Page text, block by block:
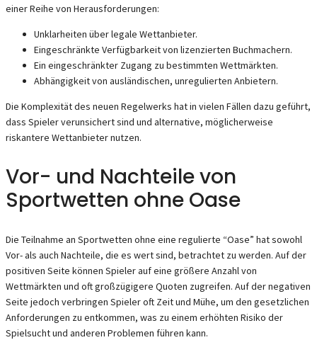
einer Reihe von Herausforderungen:
Unklarheiten über legale Wettanbieter.
Eingeschränkte Verfügbarkeit von lizenzierten Buchmachern.
Ein eingeschränkter Zugang zu bestimmten Wettmärkten.
Abhängigkeit von ausländischen, unregulierten Anbietern.
Die Komplexität des neuen Regelwerks hat in vielen Fällen dazu geführt,
dass Spieler verunsichert sind und alternative, möglicherweise
riskantere Wettanbieter nutzen.
Vor- und Nachteile von
Sportwetten ohne Oase
Die Teilnahme an Sportwetten ohne eine regulierte “Oase” hat sowohl
Vor- als auch Nachteile, die es wert sind, betrachtet zu werden. Auf der
positiven Seite können Spieler auf eine größere Anzahl von
Wettmärkten und oft großzügigere Quoten zugreifen. Auf der negativen
Seite jedoch verbringen Spieler oft Zeit und Mühe, um den gesetzlichen
Anforderungen zu entkommen, was zu einem erhöhten Risiko der
Spielsucht und anderen Problemen führen kann.